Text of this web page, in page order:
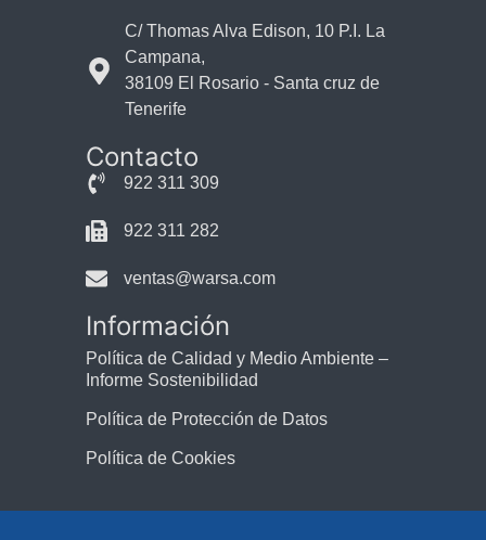
C/ Thomas Alva Edison, 10 P.I. La
Campana,
38109 El Rosario - Santa cruz de
Tenerife
Contacto
922 311 309
922 311 282
ventas@warsa.com
Información
Política de Calidad y Medio Ambiente –
Informe Sostenibilidad
Política de Protección de Datos
Política de Cookies